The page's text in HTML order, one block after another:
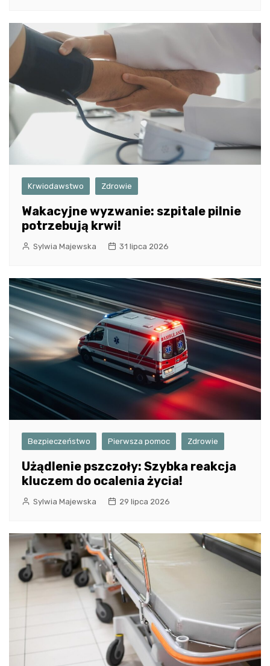
Krwiodawstwo Zdrowie
Wakacyjne wyzwanie: szpitale pilnie
potrzebują krwi!
Sylwia Majewska 31 lipca 2026
Bezpieczeństwo Pierwsza pomoc Zdrowie
Użądlenie pszczoły: Szybka reakcja
kluczem do ocalenia życia!
Sylwia Majewska 29 lipca 2026